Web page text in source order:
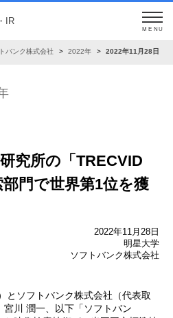
IR
MENU
バンク株式会社 2022年 2022年11月28日
究所の「TRECVID
部門で世界第1位を獲
2022年11月28日
明星大学
ソフトバンク株式会社
とソフトバンク株式会社（代表取
川 潤一、以下「ソフトバン